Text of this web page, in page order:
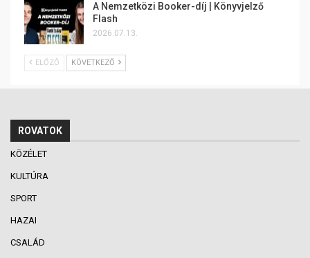
A Nemzetközi Booker-díj | Könyvjelző
Flash
2026.07.13.
ELŐZŐ KÖVETKEZŐ
ROVATOK
KÖZÉLET
KULTÚRA
SPORT
HAZAI
CSALÁD